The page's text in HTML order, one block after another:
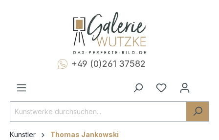
+49 (0)261 37582
Künstler Thomas Jankowski